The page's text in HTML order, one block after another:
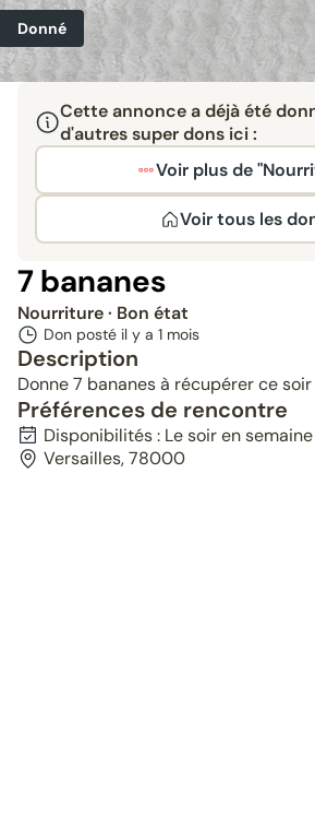
Donné
Cette annonce a déjà été
d'autres super dons ici :
Voir plus de
Voir tous les
7 bananes
Nourriture· Bon état
Don posté il y a 1 mois
Description
Donne 7 bananes à récupérer ce soir
Préférences de rencontre
Disponibilités : Le soir en semaine
Versailles, 78000